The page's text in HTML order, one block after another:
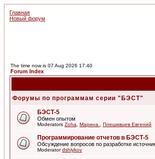
Главная
Новый форум
The time now is 07 Aug 2026 17:40
Forum Index
Форумы по программам серии "БЭСТ"
БЭСТ-5
Обмен опытом
Moderators Zoha Марина. Плешивцев Евгений
Программирование отчетов в БЭСТ-5
Обсуждение вопросов по разработке
Moderatordshlykov